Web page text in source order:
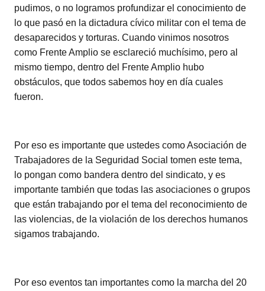
pudimos, o no logramos profundizar el conocimiento de
lo que pasó en la dictadura cívico militar con el tema de
desaparecidos y torturas. Cuando vinimos nosotros
como Frente Amplio se esclareció muchísimo, pero al
mismo tiempo, dentro del Frente Amplio hubo
obstáculos, que todos sabemos hoy en día cuales
fueron.
Por eso es importante que ustedes como Asociación de
Trabajadores de la Seguridad Social tomen este tema,
lo pongan como bandera dentro del sindicato, y es
importante también que todas las asociaciones o grupos
que están trabajando por el tema del reconocimiento de
las violencias, de la violación de los derechos humanos
sigamos trabajando.
Por eso eventos tan importantes como la marcha del 20